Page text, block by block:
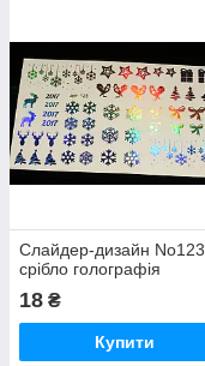
Слайдер-дизайн No123
срібло голографія
18 ₴
Купити